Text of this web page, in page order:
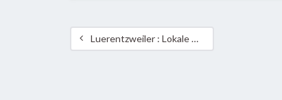
Luerentzweiler : Lokale Maart 2022 – e Green Event